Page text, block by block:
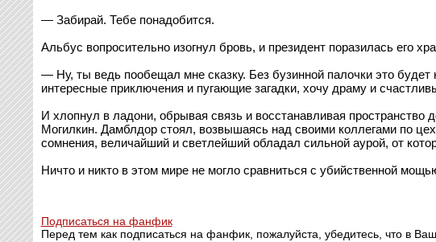
— Забирай. Тебе понадобится.
Альбус вопросительно изогнул бровь, и президент поразилась его
— Ну, ты ведь пообещал мне сказку. Без бузинной палочки это
интересные приключения и пугающие загадки, хочу драму и
И хлопнул в ладони, обрывая связь и восстанавливая пространство
Могилкин. Дамблдор стоял, возвышаясь над своими коллегами по
сомнения, величайший и светлейший обладал сильной аурой, от
Ничто и никто в этом мире не могло сравниться с убийственной
Подписаться на фанфик
Перед тем как подписаться на фанфик, пожалуйста, убедитесь, что в